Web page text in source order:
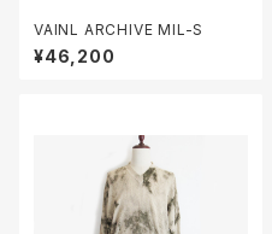
VAINL ARCHIVE MIL-S
¥46,200